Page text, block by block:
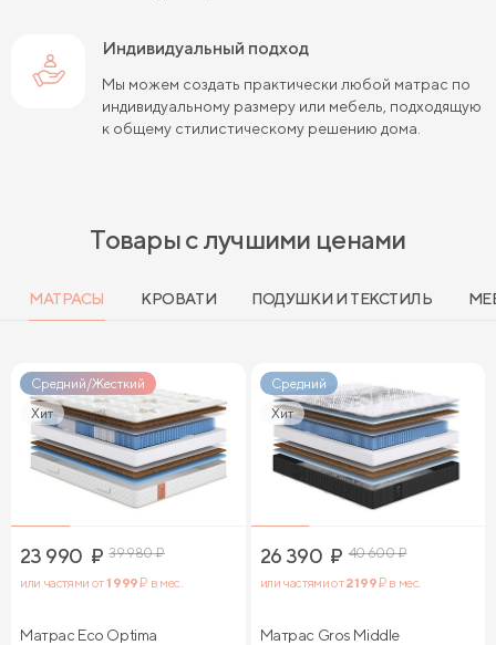
Индивидуальный подход
Мы можем создать практически любой матрас по
индивидуальному размеру или мебель, подходящую
к общему стилистическому решению дома.
Товары с лучшими ценами
МАТРАСЫ КРОВАТИ ПОДУШКИ И ТЕКСТИЛЬ
Средний/Жесткий
Хит
23 990 ₽ 39 980₽
или частями от1 999₽ в мес.
Матрас Eco Optima
Средний
Хит
26 390 ₽ 40 600₽
или частями от2 199₽ в мес.
Матрас Gros Middle